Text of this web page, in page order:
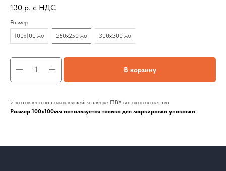
130 р. с НДС
Размер
100х100 мм
250х250 мм 300х300 мм
В корзину
Изготовлена на самоклеящейся плёнке ПВХ высокого качества
Размер 100х100мм используется только для маркировки упаковки